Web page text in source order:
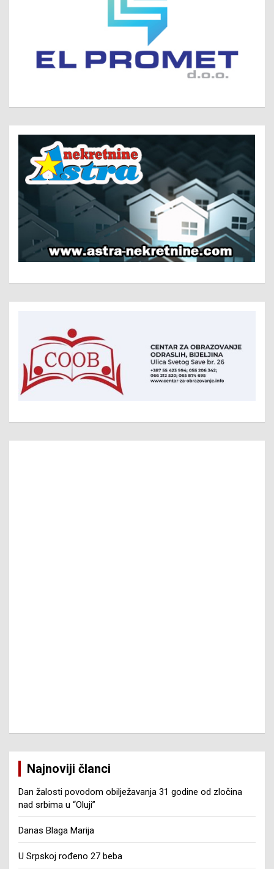
Najnoviji članci
Dan žalosti povodom obilježavanja 31 godine od zločina
nad srbima u “Oluji”
Danas Blaga Marija
U Srpskoj rođeno 27 beba